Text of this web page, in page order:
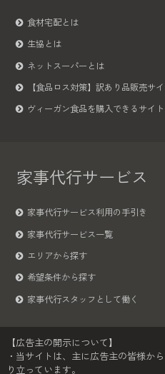
食材宅配とは
生協とは
ネットスーパーとは
【食品ロス対策】訳あり品販売サ
ヴィーガン食品を購入できるサイト
家事代行サービス
家事代行サービス利用の手引き
家事代行サービス一覧
エリアから探す
希望条件から探す
家事代行スタッフとして働く
【広告主の開示について】
・当サイトは、主に広告主の皆様か
り立っています。